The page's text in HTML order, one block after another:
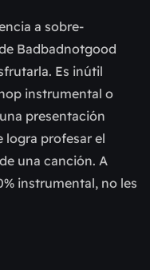
a sobre-
Badbadnotgood
Es inútil
instrumental o
presentación
logra profesar el
una canción. A
instrumental, no les